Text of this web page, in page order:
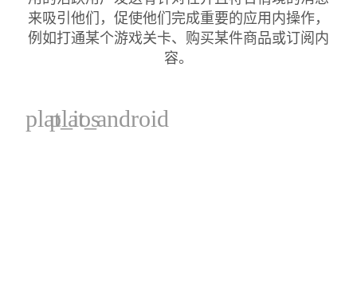
来吸引他们，促使他们完成重要的应用内操作，
例如打通某个游戏关卡、购买某件商品或订阅内
容。
plat_ios
plat_android